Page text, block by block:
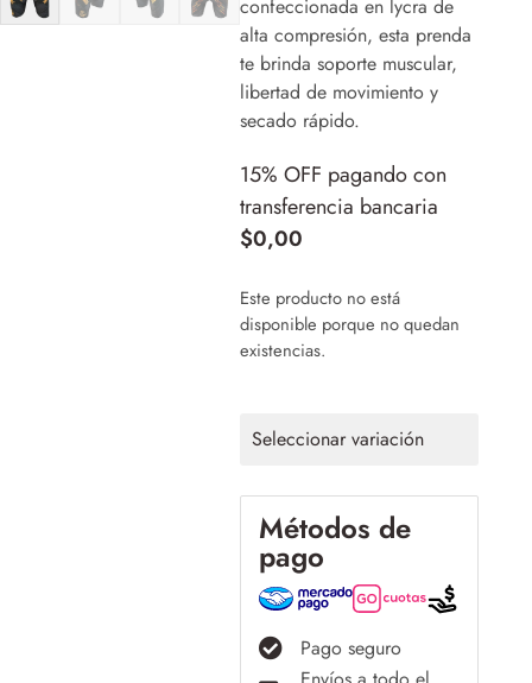
confeccionada en lycra de
alta compresión, esta prenda
te brinda soporte muscular,
libertad de movimiento y
secado rápido.
15% OFF pagando con
transferencia bancaria
$0,00
Este producto no está
disponible porque no quedan
existencias.
Seleccionar variación
Métodos de
pago
Pago seguro